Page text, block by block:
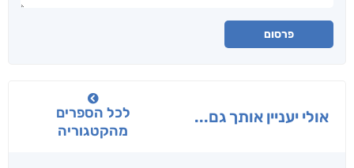
פרסום
אולי יעניין אותך גם...
לכל הספרים
מהקטגוריה